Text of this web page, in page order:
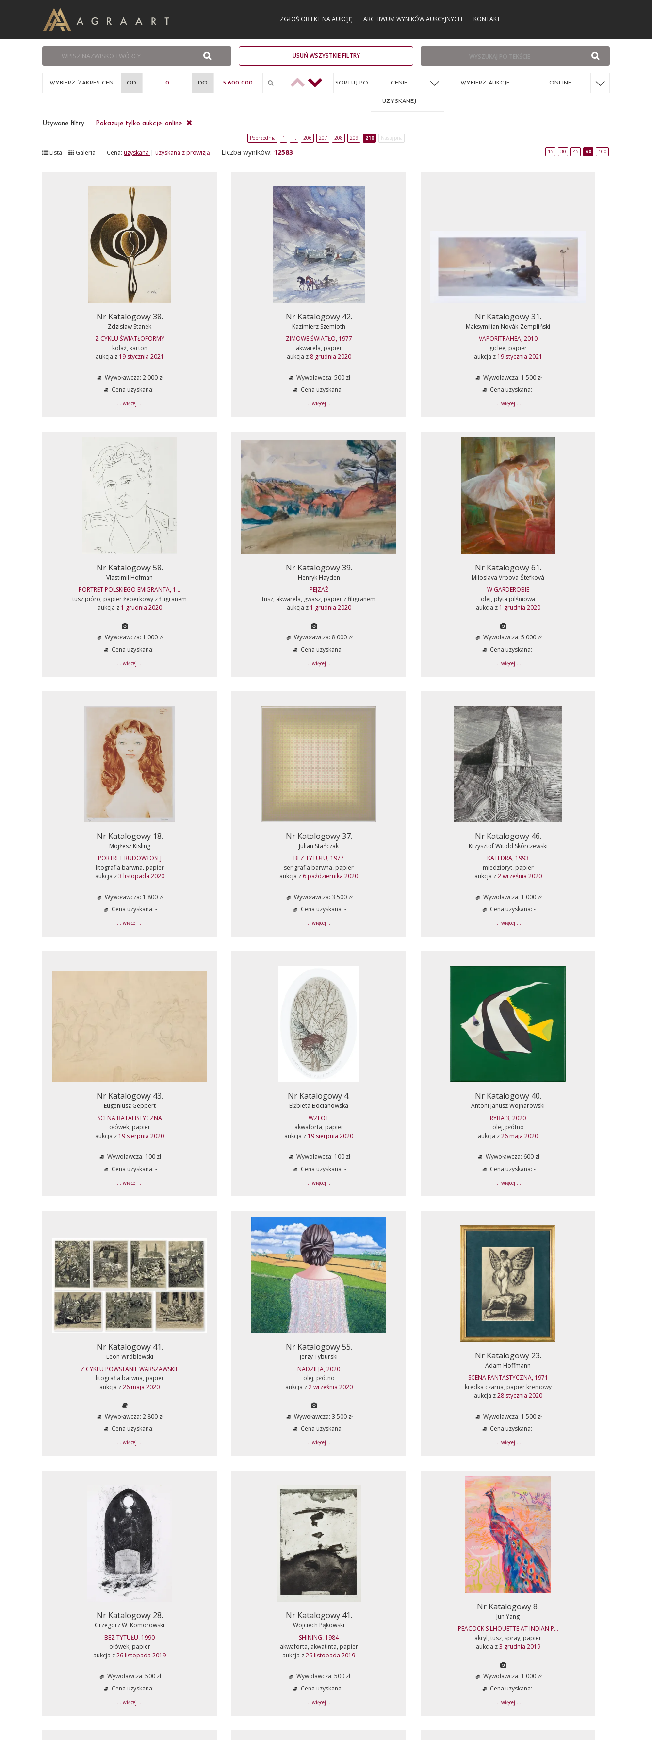
ZGŁOŚ OBIEKT NA AUKCJĘ ARCHIWUM WYNIKÓW AUKCYJNYCH KONTAKT
USUŃ WSZYSTKIE FILTRY
WYBIERZ ZAKRES CEN: OD DO SORTUJ PO: CENIE
UZYSKANEJ
WYBIERZ AUKCJE: ONLINE
Używane filtry: Pokazuje tylko aukcje: online
Poprzednia 1 … 206 207 208 209 210 Następna
Lista Galeria Cena: uzyskana | uzyskana z prowizją Liczba wyników: 12583 15 30 45 60 100
Nr Katalogowy 38.
Zdzisław Stanek
Z CYKLU ŚWIATŁOFORMY
kolaż, karton
aukcja z 19 stycznia 2021
Wywoławcza: 2 000 zł
Cena uzyskana: -
... więcej ...
Nr Katalogowy 42.
Kazimierz Szemioth
ZIMOWE ŚWIATŁO, 1977
akwarela, papier
aukcja z 8 grudnia 2020
Wywoławcza: 500 zł
Cena uzyskana: -
... więcej ...
Nr Katalogowy 31.
Maksymilian Novák-Zempliński
VAPORITRAHEA, 2010
giclee, papier
aukcja z 19 stycznia 2021
Wywoławcza: 1 500 zł
Cena uzyskana: -
... więcej ...
Nr Katalogowy 58.
Vlastimil Hofman
PORTRET POLSKIEGO EMIGRANTA, 1...
tusz pióro, papier żeberkowy z filigranem
aukcja z 1 grudnia 2020
Wywoławcza: 1 000 zł
Cena uzyskana: -
... więcej ...
Nr Katalogowy 39.
Henryk Hayden
PEJZAŻ
tusz, akwarela, gwasz, papier z filigranem
aukcja z 1 grudnia 2020
Wywoławcza: 8 000 zł
Cena uzyskana: -
... więcej ...
Nr Katalogowy 61.
Miloslava Vrbova-Štefková
W GARDEROBIE
olej, płyta pilśniowa
aukcja z 1 grudnia 2020
Wywoławcza: 5 000 zł
Cena uzyskana: -
... więcej ...
Nr Katalogowy 18.
Mojżesz Kisling
PORTRET RUDOWŁOSEJ
litografia barwna, papier
aukcja z3 listopada 2020
Wywoławcza: 1 800 zł
Cena uzyskana: -
... więcej ...
Nr Katalogowy 37.
Julian Stańczak
BEZ TYTUŁU, 1977
serigrafia barwna, papier
aukcja z 6 października 2020
Wywoławcza: 3 500 zł
Cena uzyskana: -
... więcej ...
Nr Katalogowy 46.
Krzysztof Witold Skórczewski
KATEDRA, 1993
miedzioryt, papier
aukcja z2 września 2020
Wywoławcza: 1 000 zł
Cena uzyskana: -
... więcej ...
Nr Katalogowy 43.
Eugeniusz Geppert
SCENA BATALISTYCZNA
ołówek, papier
aukcja z 19 sierpnia 2020
Wywoławcza: 100 zł
Cena uzyskana: -
... więcej ...
Nr Katalogowy 4.
Elżbieta Bocianowska
WZLOT
akwaforta, papier
aukcja z 19 sierpnia 2020
Wywoławcza: 100 zł
Cena uzyskana: -
... więcej ...
Nr Katalogowy 40.
Antoni Janusz Wojnarowski
RYBA 3, 2020
olej, płótno
aukcja z26 maja 2020
Wywoławcza: 600 zł
Cena uzyskana: -
... więcej ...
Nr Katalogowy 41.
Leon Wróblewski
Z CYKLU POWSTANIE WARSZAWSKIE
litografia barwna, papier
aukcja z26 maja 2020
Wywoławcza: 2 800 zł
Cena uzyskana: -
... więcej ...
Nr Katalogowy 55.
Jerzy Tyburski
NADZIEJA, 2020
olej, płótno
aukcja z2 września 2020
Wywoławcza: 3 500 zł
Cena uzyskana: -
... więcej ...
Nr Katalogowy 23.
Adam Hoffmann
SCENA FANTASTYCZNA, 1971
kredka czarna, papier kremowy
aukcja z28 stycznia 2020
Wywoławcza: 1 500 zł
Cena uzyskana: -
... więcej ...
Nr Katalogowy 28.
Grzegorz W. Komorowski
BEZ TYTUŁU, 1990
ołówek, papier
aukcja z26 listopada 2019
Wywoławcza: 500 zł
Cena uzyskana: -
... więcej ...
Nr Katalogowy 41.
Wojciech Pąkowski
SHINING, 1984
akwaforta, akwatinta, papier
aukcja z26 listopada 2019
Wywoławcza: 500 zł
Cena uzyskana: -
... więcej ...
Nr Katalogowy 8.
Jun Yang
PEACOCK SILHOUETTE AT INDIAN P...
akryl, tusz, spray, papier
aukcja z3 grudnia 2019
Wywoławcza: 1 000 zł
Cena uzyskana: -
... więcej ...